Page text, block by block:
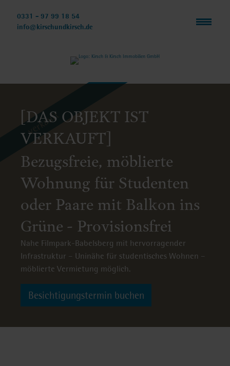
0331 - 97 99 18 54
info@kirschundkirsch.de
verkauft
[DAS OBJEKT IST
VERKAUFT]
Bezugsfreie, möblierte
Wohnung für Studenten
oder Paare mit Balkon ins
Grüne - Provisionsfrei
Nahe Filmpark-Babelsberg mit hervorragender
Infrastruktur – Uninähe für studentisches Wohnen –
möblierte Vermietung möglich.
Besichtigungstermin buchen